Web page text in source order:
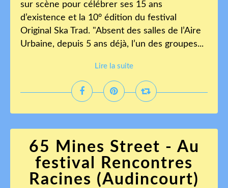
sur scène pour célébrer ses 15 ans
d’existence et la 10° édition du festival
Original Ska Trad. "Absent des salles de l’Aire
Urbaine, depuis 5 ans déjà, l’un des groupes...
Lire la suite
65 Mines Street - Au
festival Rencontres
Racines (Audincourt)